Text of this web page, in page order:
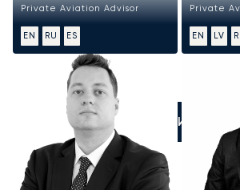
Private Aviation Advisor
EN RU ES
Private
EN LV
ПОЗВОНИТЕ